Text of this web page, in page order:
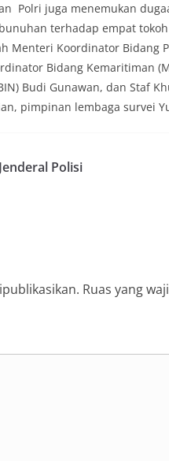
Polri juga menemukan
terhadap empat
Menteri Koordinator Bidang
Bidang Kemaritiman
Budi Gunawan, dan Staf
pimpinan lembaga survei
Polisi
Ruas yang